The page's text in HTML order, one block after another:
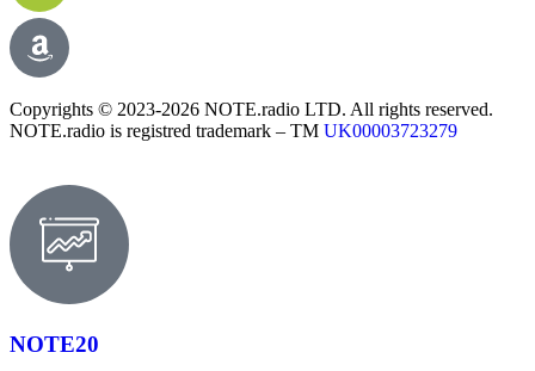
Copyrights © 2023-2026 NOTE.radio LTD. All rights reserved.
NOTE.radio is registred trademark – TM UK00003723279
NOTE20